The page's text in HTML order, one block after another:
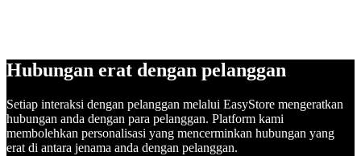
Hubungan erat dengan pelanggan
Setiap interaksi dengan pelanggan melalui EasyStore mengeratkan
hubungan anda dengan para pelanggan. Platform kami
membolehkan personalisasi yang mencerminkan hubungan yang
erat di antara jenama anda dengan pelanggan.